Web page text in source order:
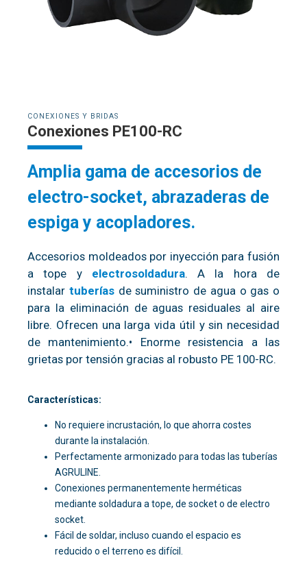
CONEXIONES Y BRIDAS
Conexiones PE100-RC
Amplia gama de accesorios de
electro-socket, abrazaderas de
espiga y acopladores.
Accesorios moldeados por inyección para fusión
a tope y electrosoldadura. A la hora de
instalar tuberías de suministro de agua o gas o
para la eliminación de aguas residuales al aire
libre. Ofrecen una larga vida útil y sin necesidad
de mantenimiento.• Enorme resistencia a las
grietas por tensión gracias al robusto PE 100-RC.
Características:
No requiere incrustación, lo que ahorra costes
durante la instalación.
Perfectamente armonizado para todas las tuberías
AGRULINE.
Conexiones permanentemente herméticas
mediante soldadura a tope, de socket o de electro
socket.
Fácil de soldar, incluso cuando el espacio es
reducido o el terreno es difícil.